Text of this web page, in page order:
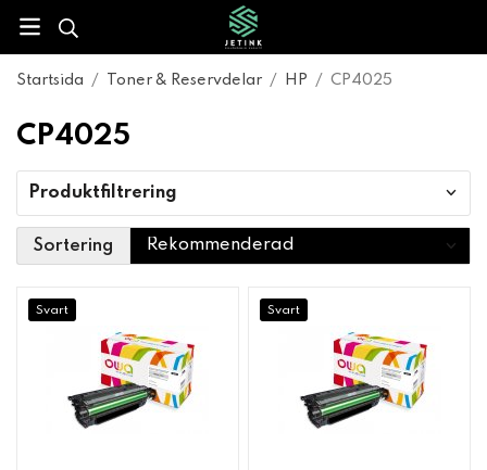
Startsida / Toner & Reservdelar / HP / CP4025
CP4025
Produktfiltrering
Sortering
Svart Svart